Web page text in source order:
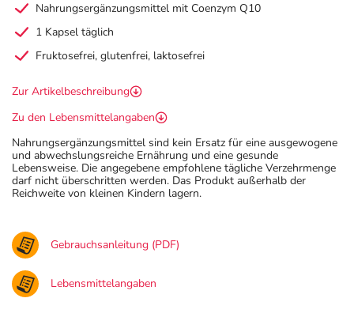
Nahrungsergänzungsmittel mit Coenzym Q10
1 Kapsel täglich
Fruktosefrei, glutenfrei, laktosefrei
Zur Artikelbeschreibung
Zu den Lebensmittelangaben
Nahrungsergänzungsmittel sind kein Ersatz für eine ausgewogene
und abwechslungsreiche Ernährung und eine gesunde
Lebensweise. Die angegebene empfohlene tägliche Verzehrmenge
darf nicht überschritten werden. Das Produkt außerhalb der
Reichweite von kleinen Kindern lagern.
Gebrauchsanleitung (PDF)
Lebensmittelangaben